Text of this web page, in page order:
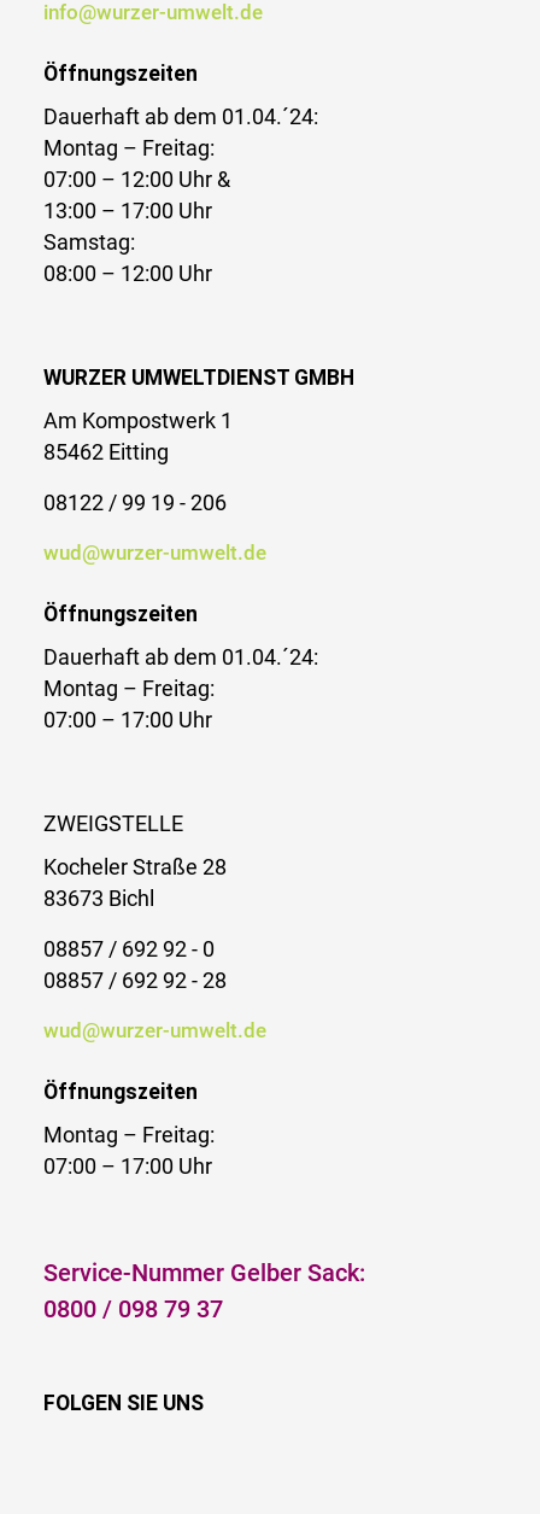
info@wurzer-umwelt.de
Öffnungszeiten
Dauerhaft ab dem 01.04.´24:
Montag – Freitag:
07:00 – 12:00 Uhr &
13:00 – 17:00 Uhr
Samstag:
08:00 – 12:00 Uhr
WURZER UMWELTDIENST GMBH
Am Kompostwerk 1
85462 Eitting
08122 / 99 19 - 206
wud@wurzer-umwelt.de
Öffnungszeiten
Dauerhaft ab dem 01.04.´24:
Montag – Freitag:
07:00 – 17:00 Uhr
ZWEIGSTELLE
Kocheler Straße 28
83673 Bichl
08857 / 692 92 - 0
08857 / 692 92 - 28
wud@wurzer-umwelt.de
Öffnungszeiten
Montag – Freitag:
07:00 – 17:00 Uhr
Service-Nummer Gelber Sack:
0800 / 098 79 37
FOLGEN SIE UNS